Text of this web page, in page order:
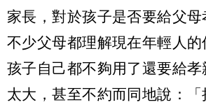
家長，對於孩子是否要給父母
不少父母都理解現在年輕人
孩子自己都不夠用了還要給
太大，甚至不約而同地說：「